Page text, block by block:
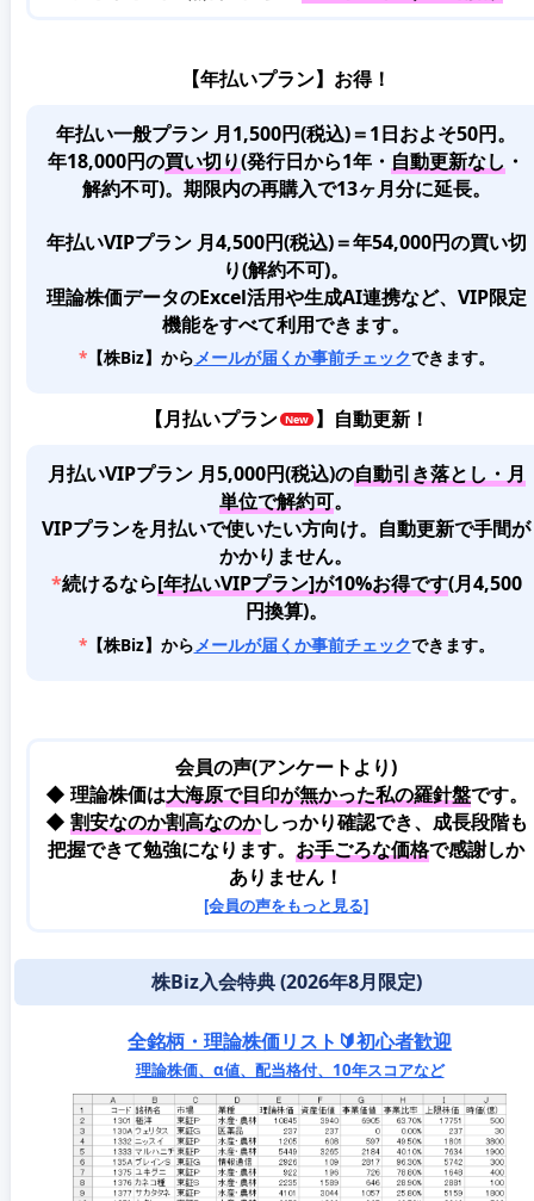
【年払いプラン】お得！
年払い一般プラン 月1,500円(税込)＝1日およそ50円。
年18,000円の買い切り(発行日から1年・ 自動更新なし ・
解約不可)。期限内の再購入で13ヶ月分に延長。
年払いVIPプラン 月4,500円(税込)＝年54,000円の買い切
り(解約不可)。
理論株価データのExcel活用や生成AI連携など、VIP限定
機能をすべて利用できます。
*【株Biz】からメールが届くか事前チェックできます。
【月払いプラン 】自動更新！
月払いVIPプラン 月5,000円(税込)の自動引き落とし・月
単位で解約可。
VIPプランを月払いで使いたい方向け。自動更新で手間が
かかりません。
*続けるなら[年払いVIPプラン]が10%お得です(月4,500
円換算)。
*【株Biz】からメールが届くか事前チェックできます。
会員の声(アンケートより)
◆ 理論株価は大海原で目印が無かった私の羅針盤です。
◆ 割安なのか割高なのかしっかり確認でき、成長段階も
把握できて勉強になります。 お手ごろな価格で感謝しか
ありません！
[会員の声をもっと見る]
株Biz入会特典 (2026年8月限定)
全銘柄・理論株価リスト🔰初心者歓迎
理論株価、α値、配当格付、10年スコアなど